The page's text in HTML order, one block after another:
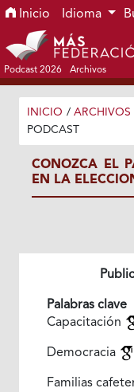
Ir al menú de
Ir al contenido
Ir al pie de página del
Inicio Idioma
Podcast 2026 Archivos
INICIO / ARCHIVOS
PODCAST
CONOZCA EL
EN LA
Palabras clave
Capacitación
Democracia
Familias